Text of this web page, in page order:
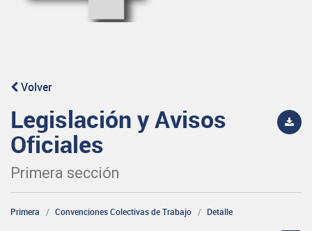
Volver
Legislación y Avisos
Oficiales
Primera sección
Primera Convenciones Colectivas de Trabajo Detalle